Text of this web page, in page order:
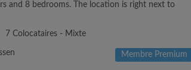
and 8 bedrooms. The location is right next to
7 Colocataires - Mixte
Membre Premium